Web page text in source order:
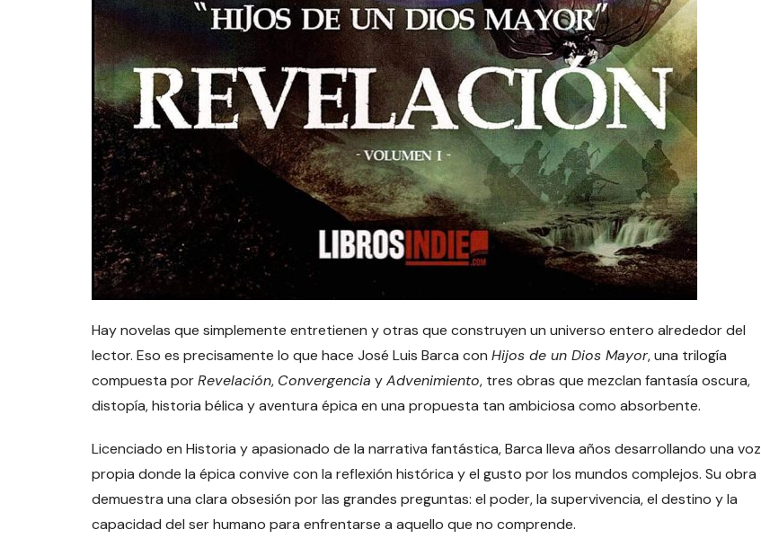
Hay novelas que simplemente entretienen y otras que construyen un universo entero alrededor del
lector. Eso es precisamente lo que hace José Luis Barca con Hijos de un Dios Mayor, una trilogía
compuesta porRevelación, Convergencia yAdvenimiento, tres obras que mezclan fantasía oscura,
distopía, historia bélica y aventura épica en una propuesta tan ambiciosa como absorbente.
Licenciado en Historia y apasionado de la narrativa fantástica, Barca lleva años desarrollando una voz
propia donde la épica convive con la reflexión histórica y el gusto por los mundos complejos. Su obra
demuestra una clara obsesión por las grandes preguntas: el poder, la supervivencia, el destino y la
capacidad del ser humano para enfrentarse a aquello que no comprende.